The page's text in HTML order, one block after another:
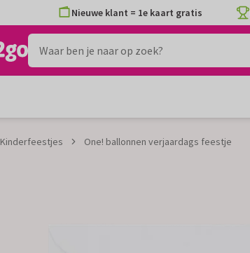
Nieuwe klant = 1e kaart gratis
Kinderfeestjes One! ballonnen verjaardags feestje